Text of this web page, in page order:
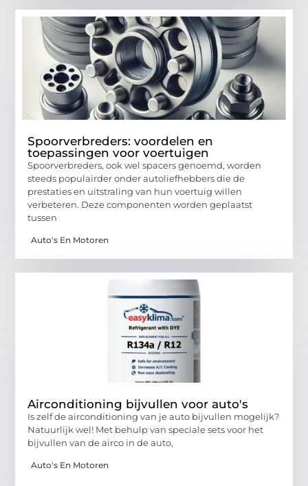
Spoorverbreders: voordelen en
toepassingen voor voertuigen
Spoorverbreders, ook wel spacers genoemd, worden
steeds populairder onder autoliefhebbers die de
prestaties en uitstraling van hun voertuig willen
verbeteren. Deze componenten worden geplaatst
tussen
Auto's En Motoren
Airconditioning bijvullen voor auto's
Is zelf de airconditioning van je auto bijvullen mogelijk?
Natuurlijk wel! Met behulp van speciale sets voor het
bijvullen van de airco in de auto,
Auto's En Motoren